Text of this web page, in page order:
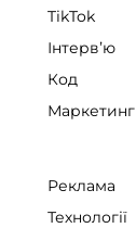
TikTok
Інтервʼю
Код
Маркетинг
Реклама
Технології